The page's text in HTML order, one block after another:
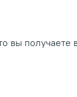
вы получаете